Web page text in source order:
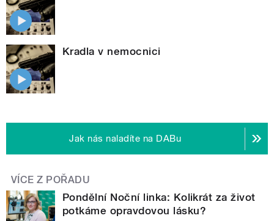
Kradla v nemocnici
Jak nás naladíte na DABu
VÍCE Z POŘADU
Pondělní Noční linka: Kolikrát za život
potkáme opravdovou lásku?